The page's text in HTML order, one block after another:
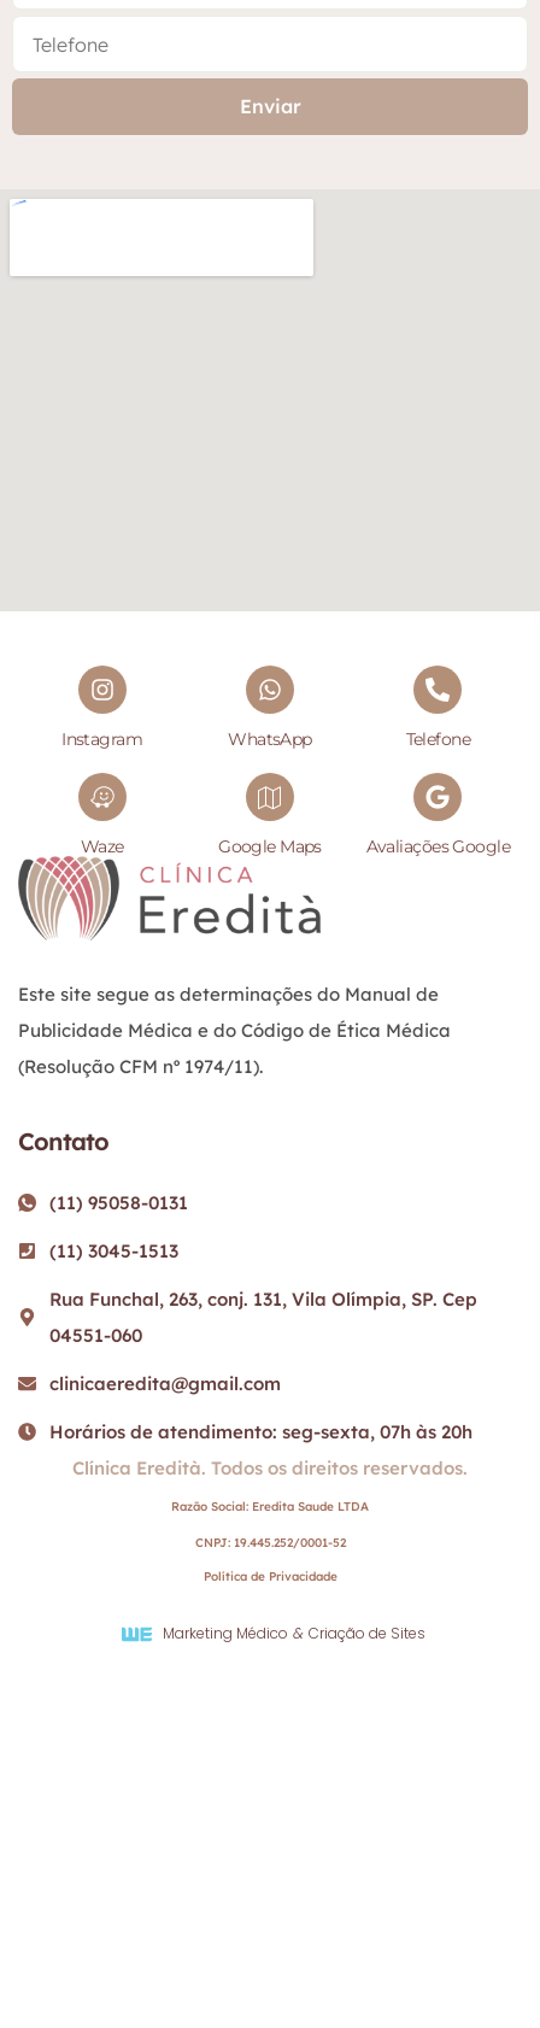
Enviar
Instagram WhatsApp Telefone
Waze Google Maps Avaliações Google
Este site segue as determinações do Manual de
Publicidade Médica e do Código de Ética Médica
(Resolução CFM nº 1974/11).
Contato
(11) 95058-0131
(11) 3045-1513
Rua Funchal, 263, conj. 131, Vila Olímpia, SP. Cep
04551-060
clinicaeredita@gmail.com
Horários de atendimento: seg-sexta, 07h às 20h
Clínica Eredità. Todos os direitos reservados.
Razão Social: Eredita Saude LTDA
CNPJ: 19.445.252/0001-52
Política de Privacidade
Marketing Médico & Criação de Sites